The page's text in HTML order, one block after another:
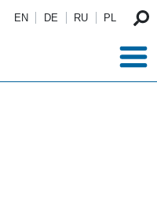
EN DE RU PL